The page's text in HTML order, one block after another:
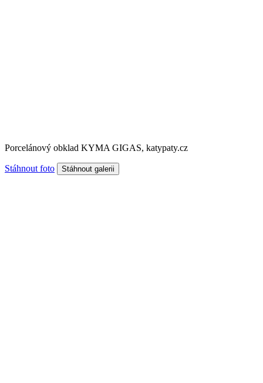
Porcelánový obklad KYMA GIGAS, katypaty.cz
Stáhnout foto